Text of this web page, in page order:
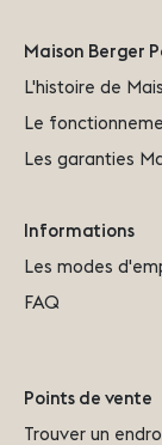
Maison Berger
L'histoire de
Le
Les garanties
Informations
Les modes
FAQ
Points de vente
Trouver un